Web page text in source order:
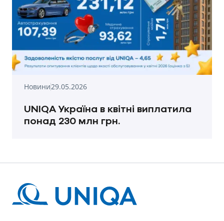
Новини29.05.2026
UNIQA Україна в квітні виплатила
понад 230 млн грн.